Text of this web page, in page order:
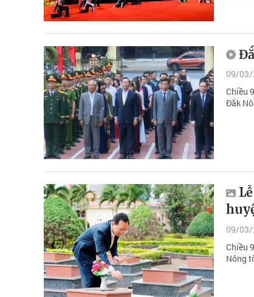
09/03/
Chiều
Đắk
09/03/
Chiều
Nông